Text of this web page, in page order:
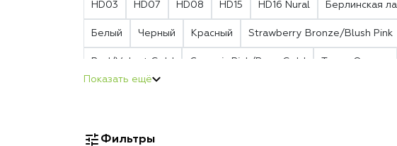
HD03 HD07 HD08 HD15 HD16 Nural Берлинская
Белый Черный Красный Strawberry Bronze/Blush Pink
Red/Velvet Gold Ceramic Pink/Rose Gold Topaz Orange
Фильтры